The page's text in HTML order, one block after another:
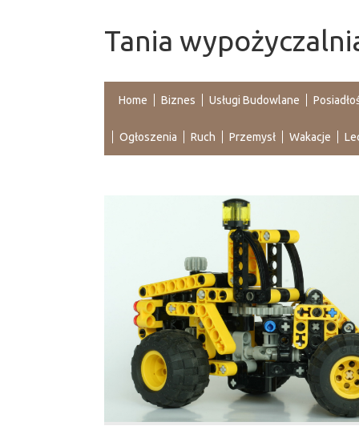
Tania
Home Biznes Usługi Budowlane
Ogłoszenia Ruch Przemysł Wakacje